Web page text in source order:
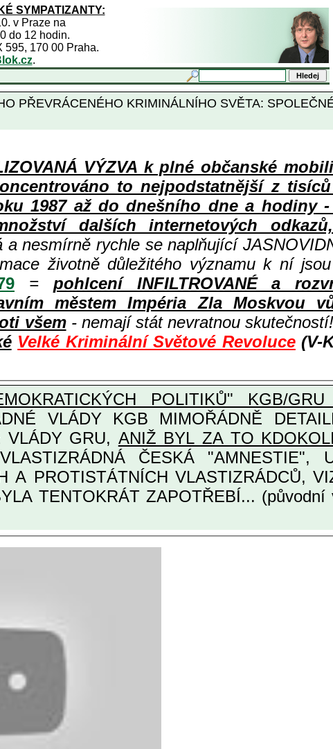
SYMPATIZANTY:
v Praze na
do 12 hodin.
595, 170 00 Praha.
.
PŘEVRÁCENÉHO KRIMINÁLNÍHO SVĚTA:
VÝZVA k plné občanské
to nejpodstatnější z
1987 až do dnešního dne a hodiny
dalších internetových
nesmírně rychle se naplňující
životně důležitého významu k ní
= pohlcení INFILTROVANÉ a
městem Impéria Zla Moskvou
všem- nemají stát nevratnou
Velké Kriminální Světové Revoluce (V-
POLITIKŮ" KGB/
KGB MIMOŘÁDNĚ DETAILNĚ O ULTRA
VLÁDY GRU, ANIŽ BYL ZA TO
A PROTISTÁTNÍCH
TENTOKRÁT ZAPOTŘEBÍ... (původní